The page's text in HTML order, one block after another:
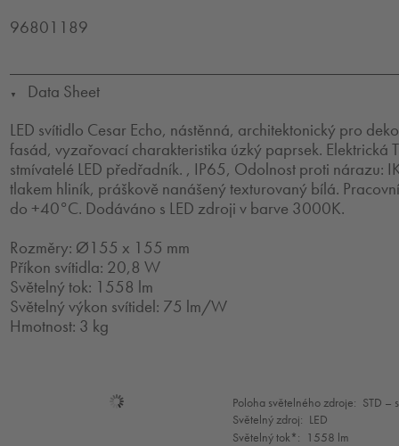
96801189
▼
Data Sheet
LED svítidlo Cesar Echo, nástěnná, architektonický pro
fasád, vyzařovací charakteristika úzký paprsek. Elektrická
stmívatelé LED předřadník. , IP65, Odolnost proti nárazu:
tlakem hliník, práškově nanášený texturovaný bílá.
do +40°C. Dodáváno s LED zdroji v barve 3000K.
Rozměry: Ø155 x 155 mm
Příkon svítidla: 20,8 W
Světelný tok: 1558 lm
Světelný výkon svítidel: 75 lm/W
Hmotnost: 3 kg
Mode
selection
Poloha světelného zdroje: STD –
Světelný zdroj: LED
Světelný tok*: 1558 lm